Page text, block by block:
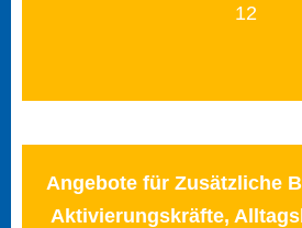
12
Angebote für Zusätzliche
Aktivierungskräfte,